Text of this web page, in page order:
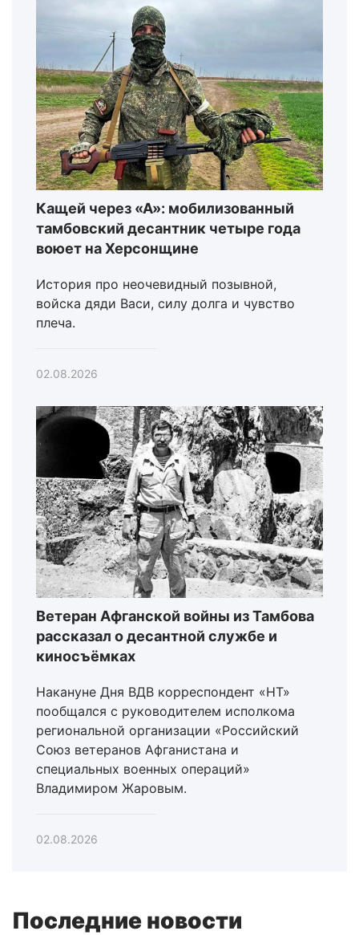
Кащей через «А»: мобилизованный
тамбовский десантник четыре года
воюет на Херсонщине
История про неочевидный позывной,
войска дяди Васи, силу долга и чувство
плеча.
02.08.2026
Ветеран Афганской войны из Тамбова
рассказал о десантной службе и
киносъёмках
Накануне Дня ВДВ корреспондент «НТ»
пообщался с руководителем исполкома
региональной организации «Российский
Союз ветеранов Афганистана и
специальных военных операций»
Владимиром Жаровым.
02.08.2026
Последние новости